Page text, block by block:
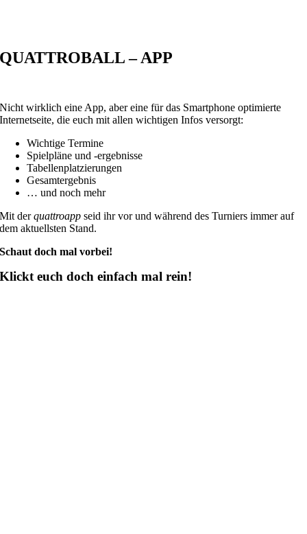
QUATTROBALL –APP
Nicht wirklich eine App, aber eine für das Smartphone optimierte
Internetseite, die euch mit allen wichtigen Infos versorgt:
Wichtige Termine
Spielpläne und -ergebnisse
Tabellenplatzierungen
Gesamtergebnis
… und noch mehr
Mit derquattroapp seid ihr vor und während des Turniers immer auf
dem aktuellsten Stand.
Schaut doch mal vorbei!
Klickt euch doch einfach mal rein!